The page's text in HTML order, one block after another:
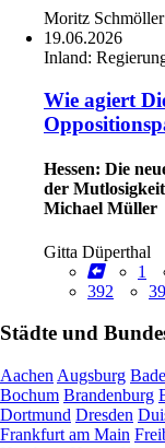
Moritz Schmöller
19.06.2026
Inland:
Wie agiert
Hessen: Die
der
Michael Müller
Gitta Düperthal
1
392
Städte und
Aachen Augsburg
Bochum Brandenburg
Dortmund Dresden
Frankfurt am Main